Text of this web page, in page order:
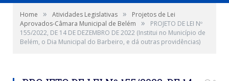
Home » Atividades Legislativas »
Projetos de Lei
Aprovados-Câmara Municipal de Belém
»
PROJETO DE LEI Nº
155/2022, DE 14 DE DEZEMBRO DE 2022 (Institui no Município de
Belém, o Dia Municipal do Barbeiro, e dá outras providências)